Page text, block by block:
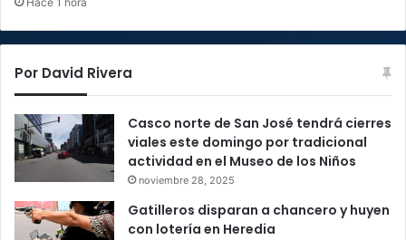
Por David Rivera
Casco norte de San José tendrá cierres
viales este domingo por tradicional
actividad en el Museo de los Niños
noviembre 28, 2025
Gatilleros disparan a chancero y huyen
con lotería en Heredia